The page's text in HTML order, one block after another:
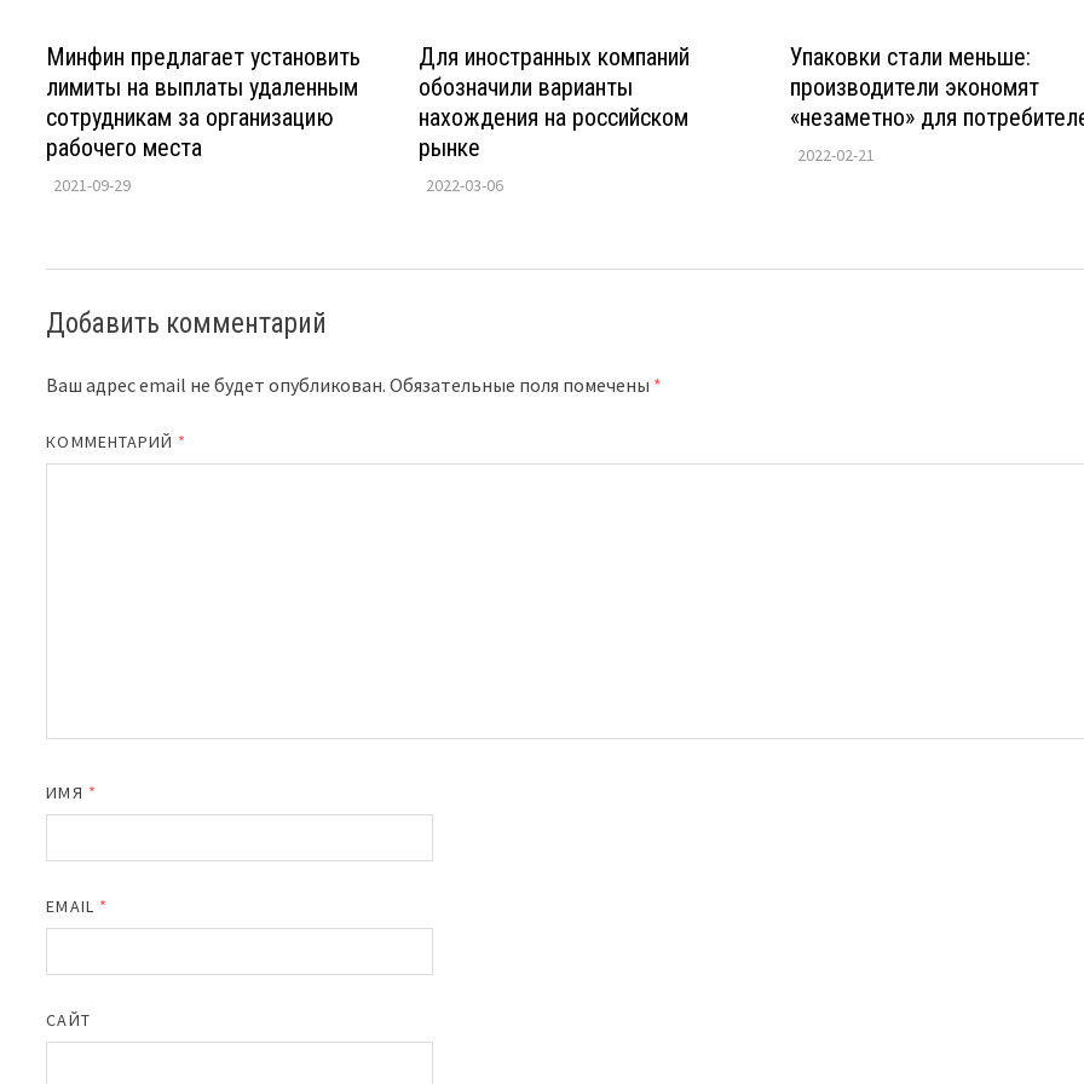
Минфин предлагает установить
лимиты на выплаты удаленным
сотрудникам за организацию
рабочего места
2021-09-29
Для иностранных компаний
обозначили варианты
нахождения на российском
рынке
2022-03-06
Упаковки стали меньше:
производители экономят
«незаметно» для
2022-02-21
Добавить комментарий
Ваш адрес email не будет опубликован. Обязательные поля помечены *
КОММЕНТАРИЙ *
ИМЯ *
EMAIL *
САЙТ